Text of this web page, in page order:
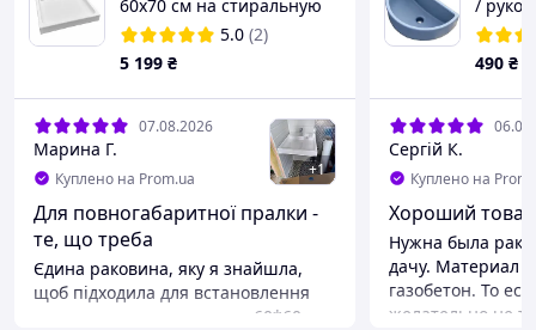
60х70 см на стиральную
машину ЕК135.0 (2)
5 199 ₴
07.08.2026
Марина Г.
Куплено на Prom.ua +1
Для повногабаритної пралки -
те, що треба
Єдина раковина, яку я знайшла,
щоб підходила для встановлення
над пральною машинкою 60*60,
/
490 ₴
Сергій К.
Куплено на
Хороший товар
Нужна была
дачу. Материал
газобетон. То
желательно не